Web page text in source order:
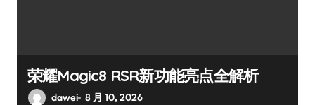
荣耀Magic8 RSR新功能亮点全解析
dawei 8 月 10, 2026